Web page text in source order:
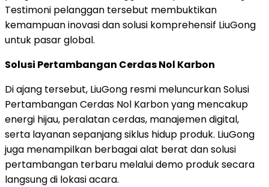
Testimoni pelanggan tersebut membuktikan
kemampuan inovasi dan solusi komprehensif LiuGong
untuk pasar global.
Solusi Pertambangan Cerdas Nol Karbon
Di ajang tersebut, LiuGong resmi meluncurkan Solusi
Pertambangan Cerdas Nol Karbon yang mencakup
energi hijau, peralatan cerdas, manajemen digital,
serta layanan sepanjang siklus hidup produk. LiuGong
juga menampilkan berbagai alat berat dan solusi
pertambangan terbaru melalui demo produk secara
langsung di lokasi acara.